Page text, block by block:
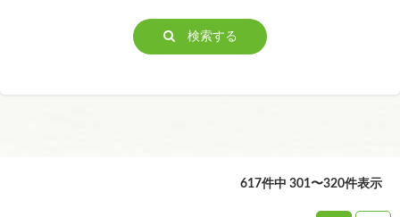
検索する
617件中 301〜320件表示